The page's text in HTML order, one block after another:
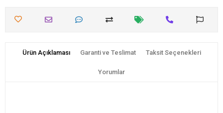
Ürün Açıklaması Garanti ve Teslimat Taksit Seçenekleri
Yorumlar